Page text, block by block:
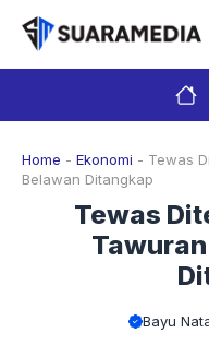
Langsung
isi
Home - Ekonomi - Tewas
Belawan Ditangkap
Tewas
Bayu